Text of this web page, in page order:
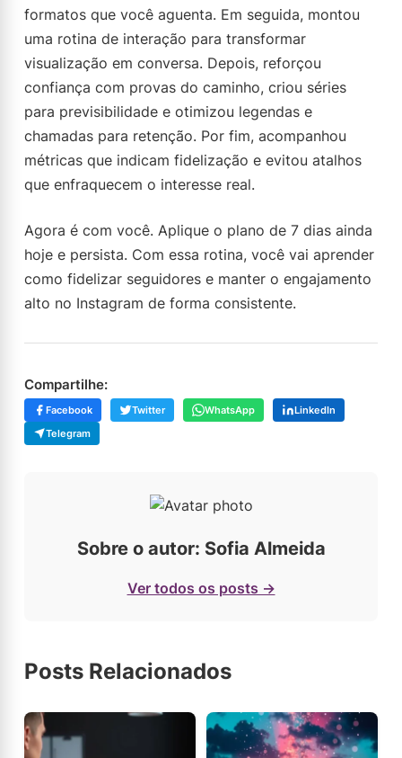
formatos que você aguenta. Em seguida, montou
uma rotina de interação para transformar
visualização em conversa. Depois, reforçou
confiança com provas do caminho, criou séries
para previsibilidade e otimizou legendas e
chamadas para retenção. Por fim, acompanhou
métricas que indicam fidelização e evitou atalhos
que enfraquecem o interesse real.
Agora é com você. Aplique o plano de 7 dias ainda
hoje e persista. Com essa rotina, você vai aprender
como fidelizar seguidores e manter o engajamento
alto no Instagram de forma consistente.
Compartilhe:
Facebook Twitter WhatsApp
LinkedIn
Telegram
Sobre o autor: Sofia Almeida
Ver todos os posts →
Posts Relacionados